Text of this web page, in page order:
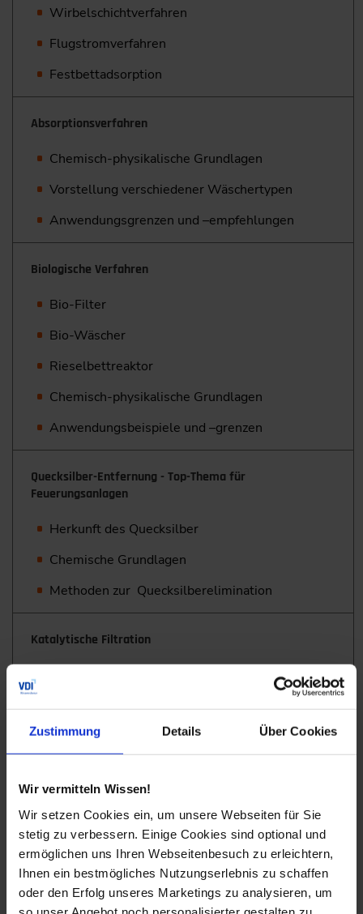
Zustimmung Details Über Cookies
Wir vermitteln Wissen!
Wir setzen Cookies ein, um unsere Webseiten für Sie
stetig zu verbessern. Einige Cookies sind optional und
ermöglichen uns Ihren Webseitenbesuch zu erleichtern,
Ihnen ein bestmögliches Nutzungserlebnis zu schaffen
oder den Erfolg unseres Marketings zu analysieren, um
Wirbelschichtverfahren
Flugstromverfahren
Festbettadsorption
Absorptionsverfahren
Chemisch-physikalische Grundlagen
Vorstellung verschiedener Wäschertypen
Anwendungsgrenzen und –empfehlungen
Biologische Verfahren
Bio-Filter
Bio-Wäscher
Rieselbettreaktor
Chemisch-physikalische Grundlagen
Anwendungsbeispiele und –grenzen
Quecksilber-Entfernung - Top-Thema für
Feuerungsanlagen
Herkunft des Quecksilber
Chemische Grundlagen
Methoden zur Quecksilberelimination
Katalytische Filtration
Staubabtrennung und Entfernung gefährlicher
Bestandteile von katalytischen Filtern und
Wirkungsweisen
UV-Fotooxidation
Grundlagen der Fotooxidation
Direkte und regenerative Fotooxidation
Anwendungsbeispiele